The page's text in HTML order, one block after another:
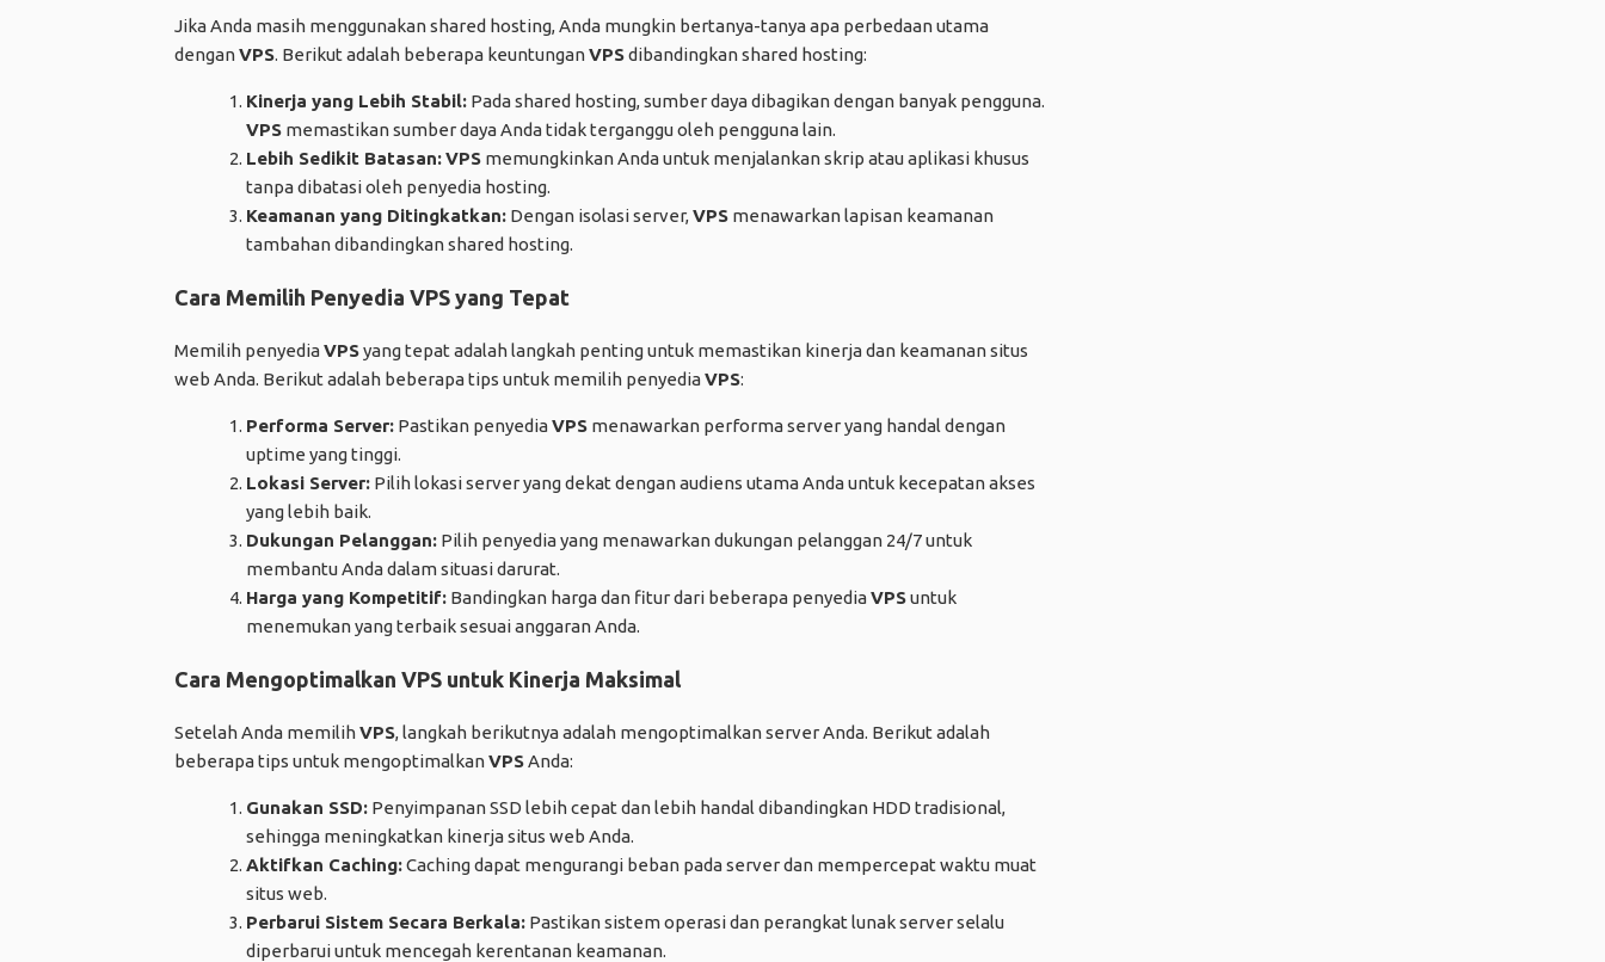
Jika Anda masih menggunakan shared hosting, Anda mungkin bertanya-tanya apa perbedaan utama
denganVPS. Berikut adalah beberapa keuntunganVPSdibandingkan shared hosting:
Kinerja yang Lebih Stabil: Pada shared hosting, sumber daya dibagikan dengan banyak pengguna.
VPS memastikan sumber daya Anda tidak terganggu oleh pengguna lain.
Lebih Sedikit Batasan:VPS memungkinkan Anda untuk menjalankan skrip atau aplikasi khusus
tanpa dibatasi oleh penyedia hosting.
Keamanan yang Ditingkatkan: Dengan isolasi server,VPS menawarkan lapisan keamanan
tambahan dibandingkan shared hosting.
Cara Memilih Penyedia VPS yang Tepat
Memilih penyediaVPSyang tepat adalah langkah penting untuk memastikan kinerja dan keamanan situs
web Anda. Berikut adalah beberapa tips untuk memilih penyediaVPS:
Performa Server: Pastikan penyediaVPS menawarkan performa server yang handal dengan
uptime yang tinggi.
Lokasi Server: Pilih lokasi server yang dekat dengan audiens utama Anda untuk kecepatan akses
yang lebih baik.
Dukungan Pelanggan: Pilih penyedia yang menawarkan dukungan pelanggan 24/7 untuk
membantu Anda dalam situasi darurat.
Harga yang Kompetitif: Bandingkan harga dan fitur dari beberapa penyediaVPSuntuk
menemukan yang terbaik sesuai anggaran Anda.
Cara Mengoptimalkan VPS untuk Kinerja Maksimal
Setelah Anda memilihVPS, langkah berikutnya adalah mengoptimalkan server Anda. Berikut adalah
beberapa tips untuk mengoptimalkanVPSAnda:
Gunakan SSD: Penyimpanan SSD lebih cepat dan lebih handal dibandingkan HDD tradisional,
sehingga meningkatkan kinerja situs web Anda.
Aktifkan Caching:Caching dapat mengurangi beban pada server dan mempercepat waktu muat
situs web.
Perbarui Sistem Secara Berkala: Pastikan sistem operasi dan perangkat lunak server selalu
diperbarui untuk mencegah kerentanan keamanan.